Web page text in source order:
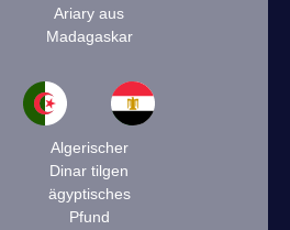
Ariary aus
Madagaskar
Algerischer
Dinar tilgen
ägyptisches
Pfund